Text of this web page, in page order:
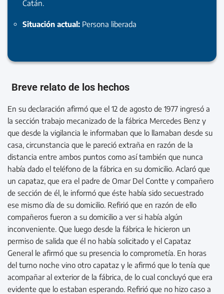
Catán.
Situación actual: Persona liberada
Breve relato de los hechos
En su declaración afirmó que el 12 de agosto de 1977 ingresó a
la sección trabajo mecanizado de la fábrica Mercedes Benz y
que desde la vigilancia le informaban que lo llamaban desde su
casa, circunstancia que le pareció extraña en razón de la
distancia entre ambos puntos como así también que nunca
había dado el teléfono de la fábrica en su domicilio. Aclaró que
un capataz, que era el padre de Omar Del Contte y compañero
de sección de él, le informó que éste había sido secuestrado
ese mismo día de su domicilio. Refirió que en razón de ello
compañeros fueron a su domicilio a ver si había algún
inconveniente. Que luego desde la fábrica le hicieron un
permiso de salida que él no había solicitado y el Capataz
General le afirmó que su presencia lo comprometía. En horas
del turno noche vino otro capataz y le afirmó que lo tenía que
acompañar al exterior de la fábrica, de lo cual concluyó que era
evidente que lo estaban esperando. Refirió que no hizo caso a